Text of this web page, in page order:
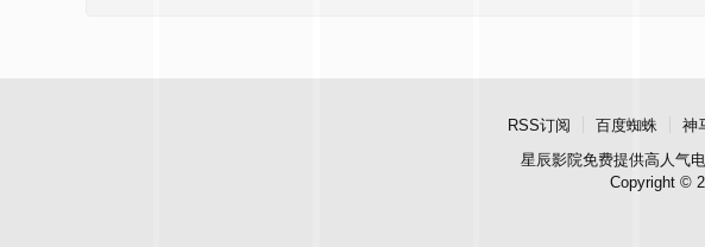
RSS订阅 百度蜘蛛 神
星辰影院免费提供高人气
Copyright ©